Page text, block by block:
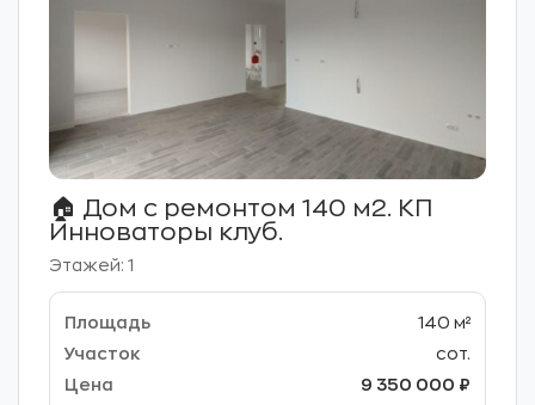
🏠 Дом с ремонтом 140 м2. КП
Инноваторы клуб.
Этажей: 1
140 м²
сот.
9 350 000 ₽